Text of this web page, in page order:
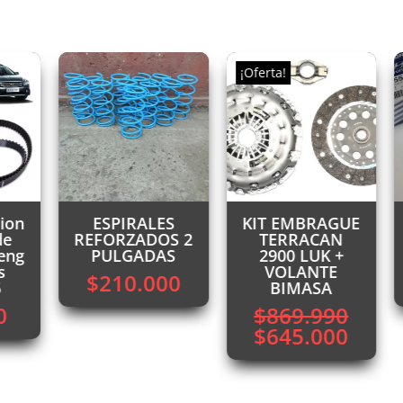
ESPIRALES
REFORZADOS 2
PULGADAS
$210.000
¡Oferta!
KIT EMBRAGUE
TERRACAN
2900 LUK +
VOLANTE
BIMASA
$869.990
El
precio
original
$645.000